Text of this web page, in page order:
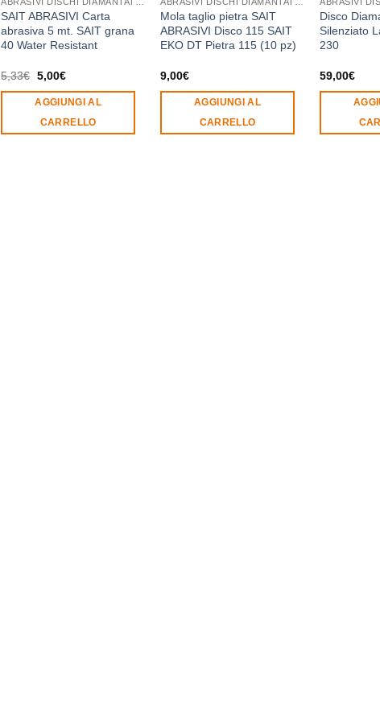
SAIT ABRASIVI Carta
abrasiva 5 mt. SAIT grana
40 Water Resistant
5,33€ Il
originale
era:
5,33€.
5,00€Il
attuale
è:
5,00€.
AGGIUNGI AL
CARRELLO
Mola taglio pietra SAIT
ABRASIVI Disco 115 SAIT
EKO DT Pietra 115 (10 pz)
9,00€
AGGIUNGI AL
CARRELLO
Disco
Silenziato
230
59,00€